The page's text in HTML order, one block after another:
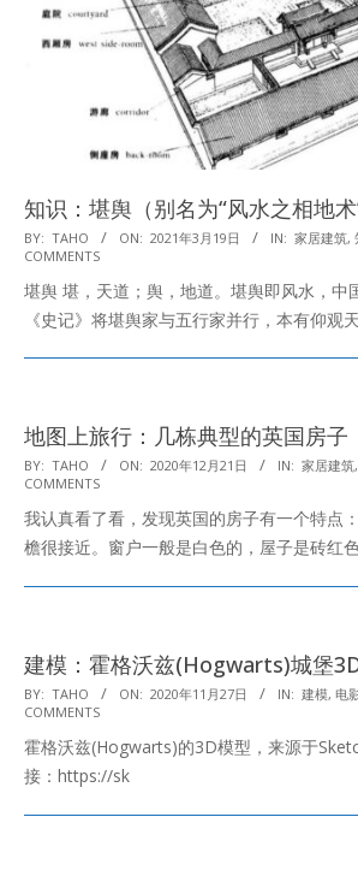
知识：堪舆（别名为“风水之相地术
2021-
03-
19
BY: TAHO ON: 2021年3月19日 IN: 家居建筑,
COMMENTS
堪舆 堪，天道；舆，地道。堪舆即风水，中
《史记》将堪舆家与五行家并行，本有仰观
地图上旅行：几栋典型的英国房子
2020-
12-
21
BY: TAHO ON: 2020年12月21日 IN: 家居建筑,
COMMENTS
我认真看了看，发现英国的房子有一个特点
檐很接近。窗户一般是白色的，屋子是砖红色
建模：霍格沃兹(Hogwarts)城堡
2020-
11-
27
BY: TAHO ON: 2020年11月27日 IN: 建模, 电
COMMENTS
霍格沃兹(Hogwarts)的3D模型，来源于
接：https://sk